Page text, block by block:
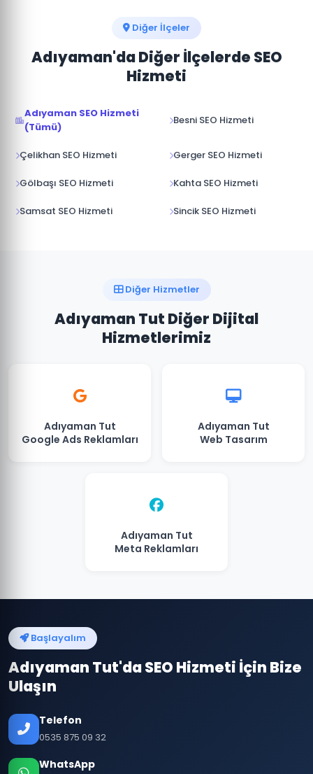
Diğer İlçeler
Adıyaman'da Diğer İlçelerde SEO
Hizmeti
Adıyaman SEO Hizmeti
(Tümü)
Besni SEO Hizmeti
Çelikhan SEO Hizmeti Gerger SEO Hizmeti
Gölbaşı SEO Hizmeti Kahta SEO Hizmeti
Samsat SEO Hizmeti Sincik SEO Hizmeti
Diğer Hizmetler
Adıyaman Tut Diğer Dijital
Hizmetlerimiz
Adıyaman Tut
Google Ads Reklamları
Adıyaman Tut
Web Tasarım
Adıyaman Tut
Meta Reklamları
Başlayalım
Adıyaman Tut'da SEO Hizmeti İçin Bize
Ulaşın
Telefon
0535 875 09 32
WhatsApp